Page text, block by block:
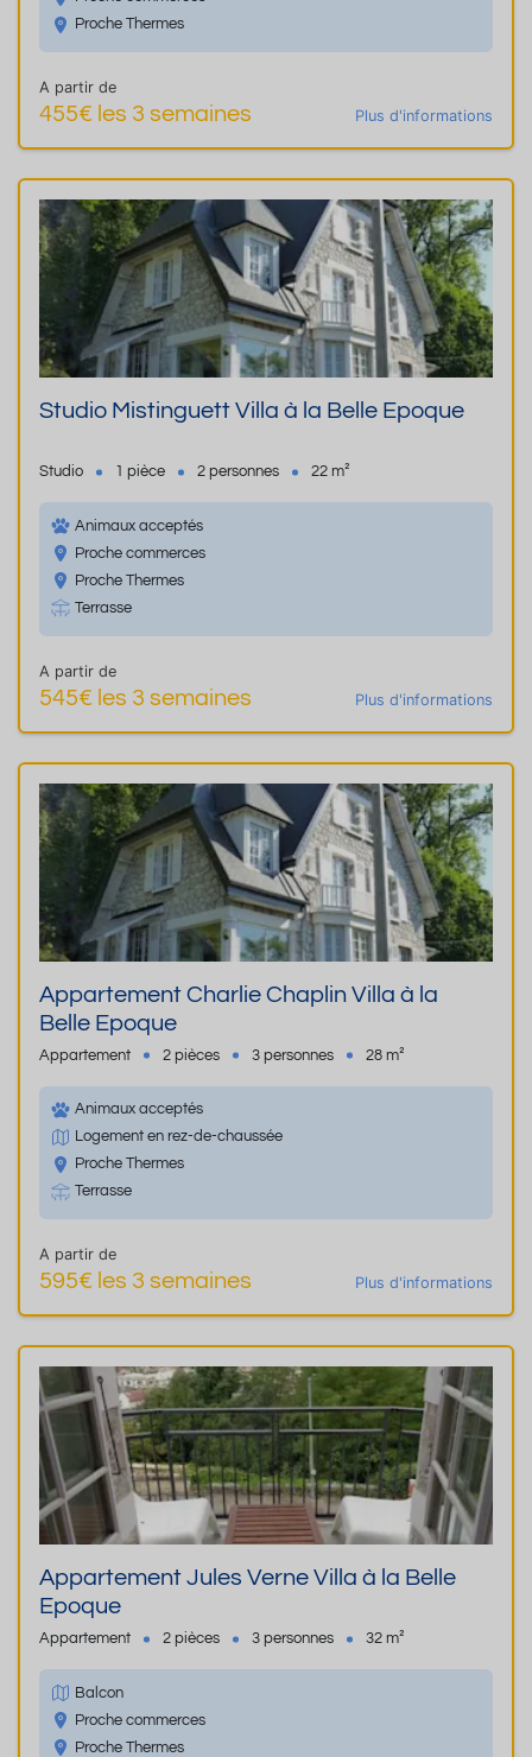
Proche Thermes
A partir de
455€ les 3 semaines Plus d'informations
Studio Mistinguett Villa à la Belle Epoque
Studio 1 pièce 2 personnes 22 m²
Animaux acceptés
Proche commerces
Proche Thermes
Terrasse
A partir de
545€ les 3 semaines Plus d'informations
Appartement Charlie Chaplin Villa à la
Belle Epoque
Appartement 2 pièces 3 personnes 28 m²
Animaux acceptés
Logement en rez-de-chaussée
Proche Thermes
Terrasse
A partir de
595€ les 3 semaines Plus d'informations
Appartement Jules Verne Villa à la Belle
Epoque
Appartement 2 pièces 3 personnes 32 m²
Balcon
Proche commerces
Proche Thermes